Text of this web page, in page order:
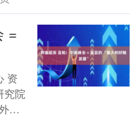
=
资
究院
盘